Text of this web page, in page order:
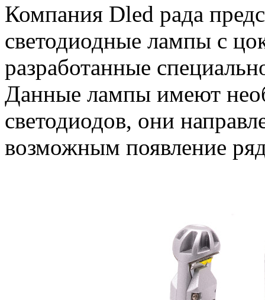
Компания Dled рада
светодиодные лампы с
разработанные
Данные лампы имеют
светодиодов, они
возможным появление